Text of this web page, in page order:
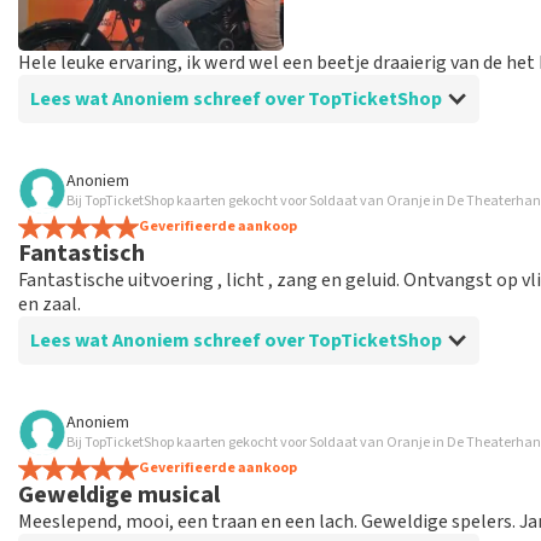
Hele leuke ervaring, ik werd wel een beetje draaierig van de
Lees wat Anoniem schreef over TopTicketShop
Beoordeling van Anoniem over
Prima!
Handig site, goede communicatie en duidelijke berichten via
Anoniem
Bij TopTicketShop kaarten gekocht voor Soldaat van Oranje in De
Geverifieerde aankoop
Fantastisch
Fantastische uitvoering , licht , zang en geluid. Ontvangst op
en zaal.
Lees wat Anoniem schreef over TopTicketShop
Beoordeling van Anoniem over
Soldaat van Oranje
Kaarten op tijd binnen , mooi via deze weg nog kaarten te
Anoniem
Bij TopTicketShop kaarten gekocht voor Soldaat van Oranje in De
Geverifieerde aankoop
Geweldige musical
Meeslepend, mooi, een traan en een lach. Geweldige spelers.